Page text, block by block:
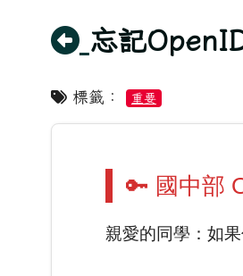
回上頁
忘記
標籤： 重要
🔑 國中部
親愛的同學：如